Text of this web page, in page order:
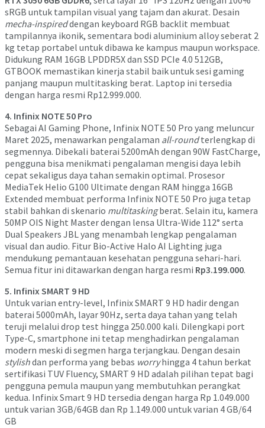
sRGB untuk tampilan visual yang tajam dan akurat. Desain
mecha-inspireddengan keyboard RGB backlit membuat
tampilannya ikonik, sementara bodi aluminium alloy seberat 2
kg tetap portabel untuk dibawa ke kampus maupun workspace.
Didukung RAM 16GB LPDDR5X dan SSD PCIe 4.0 512GB,
GTBOOK memastikan kinerja stabil baik untuk sesi gaming
panjang maupun multitasking berat. Laptop ini tersedia
dengan harga resmi Rp12.999.000.
4. Infinix NOTE 50 Pro
Sebagai AI Gaming Phone, Infinix NOTE 50 Pro yang meluncur
Maret 2025, menawarkan pengalaman all-roundterlengkap di
segmennya. Dibekali baterai 5200mAh dengan 90W FastCharge,
pengguna bisa menikmati pengalaman mengisi daya lebih
cepat sekaligus daya tahan semakin optimal. Prosesor
MediaTek Helio G100 Ultimate dengan RAM hingga 16GB
Extended membuat performa Infinix NOTE 50 Pro juga tetap
stabil bahkan di skenario multitaskingberat. Selain itu, kamera
50MP OIS Night Master dengan lensa Ultra-Wide 112° serta
Dual Speakers JBL yang menambah lengkap pengalaman
visual dan audio. Fitur Bio-Active Halo AI Lighting juga
mendukung pemantauan kesehatan pengguna sehari-hari.
Semua fitur ini ditawarkan dengan harga resmi Rp3.199.000.
5. Infinix SMART 9 HD
Untuk varian entry-level, Infinix SMART 9 HD hadir dengan
baterai 5000mAh, layar 90Hz, serta daya tahan yang telah
teruji melalui drop test hingga 250.000 kali. Dilengkapi port
Type-C, smartphone ini tetap menghadirkan pengalaman
modern meski di segmen harga terjangkau. Dengan desain
stylishdan performa yang bebas worryhingga 4 tahun berkat
sertifikasi TUV Fluency, SMART 9 HD adalah pilihan tepat bagi
pengguna pemula maupun yang membutuhkan perangkat
kedua. Infinix Smart 9 HD tersedia dengan harga Rp 1.049.000
untuk varian 3GB/64GB dan Rp 1.149.000 untuk varian 4 GB/64
GB